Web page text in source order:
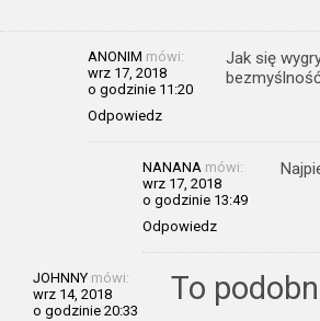
ANONIM mówi:
wrz 17, 2018
o godzinie 11:20
Odpowiedz
Jak się
NANANA mówi:
wrz 17, 2018
o godzinie 13:49
Odpowiedz
JOHNNY mówi:
wrz 14, 2018
o godzinie 20:33
To